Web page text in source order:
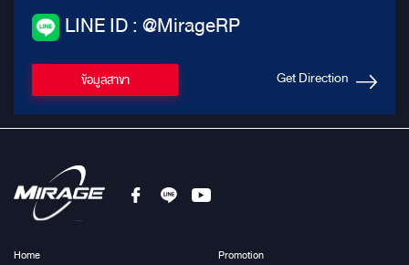
LINE ID : @MirageRP
ข้อมูลสาขา Get Direction
Home
Promotion